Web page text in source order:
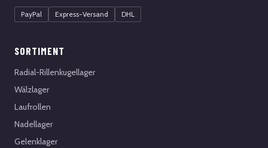
PayPal Express-Versand DHL
SORTIMENT
Radial-Rillenkugellager
Wälzlager
Laufrollen
Nadellager
Gelenklager